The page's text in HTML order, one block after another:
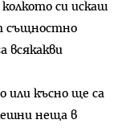
си искаш
същностно
всякакви
или късно ще са
неща в